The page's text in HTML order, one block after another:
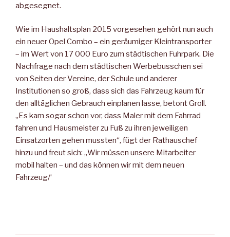
abgesegnet.
Wie im Haushaltsplan 2015 vorgesehen gehört nun auch
ein neuer Opel Combo – ein geräumiger Kleintransporter
– im Wert von 17 000 Euro zum städtischen Fuhrpark. Die
Nachfrage nach dem städtischen Werbebusschen sei
von Seiten der Vereine, der Schule und anderer
Institutionen so groß, dass sich das Fahrzeug kaum für
den alltäglichen Gebrauch einplanen lasse, betont Groll.
„Es kam sogar schon vor, dass Maler mit dem Fahrrad
fahren und Hausmeister zu Fuß zu ihren jeweiligen
Einsatzorten gehen mussten“, fügt der Rathauschef
hinzu und freut sich: „Wir müssen unsere Mitarbeiter
mobil halten – und das können wir mit dem neuen
Fahrzeug/‘